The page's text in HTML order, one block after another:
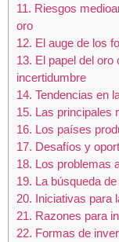
11. Riesgos
oro
12. El auge de los
13. El papel del oro
incertidumbre
14. Tendencias en
15. Las principales
16. Los países
17. Desafíos y
18. Los problemas
19. La búsqueda
20. Iniciativas para
21. Razones para
22. Formas de